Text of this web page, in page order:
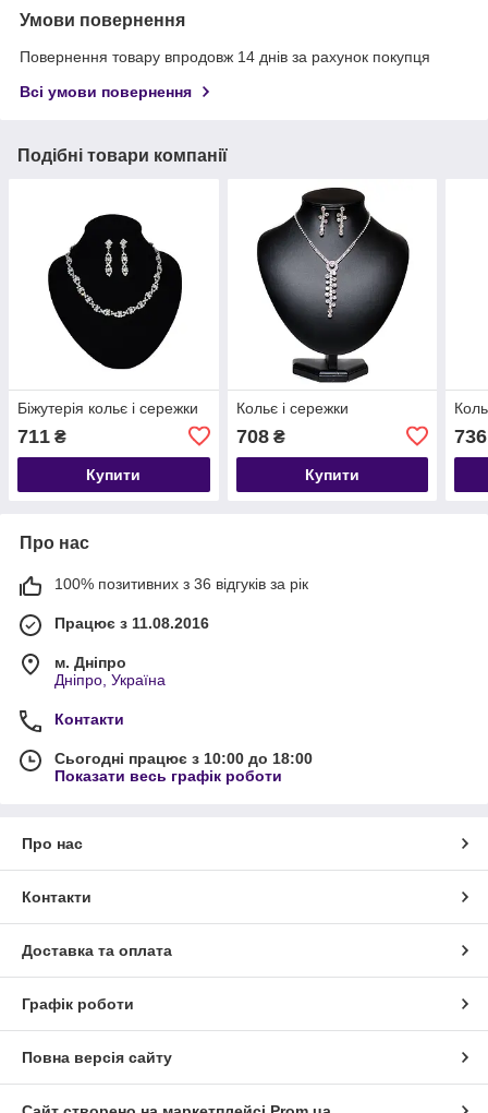
Умови повернення
Повернення товару впродовж 14 днів за рахунок покупця
Всі умови повернення
Подібні товари компанії
Біжутерія кольє і сережки
711 ₴
Купити
Кольє і сережки
708₴
Купити
736
Про нас
100% позитивних з 36 відгуків за рік
Працює з 11.08.2016
м. Дніпро
Дніпро, Україна
Контакти
Сьогодні працює з 10:00 до 18:00
Показати весь графік роботи
Про нас
Контакти
Доставка та оплата
Графік роботи
Повна версія сайту